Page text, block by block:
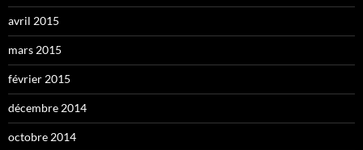
avril 2015
mars 2015
février 2015
décembre 2014
octobre 2014